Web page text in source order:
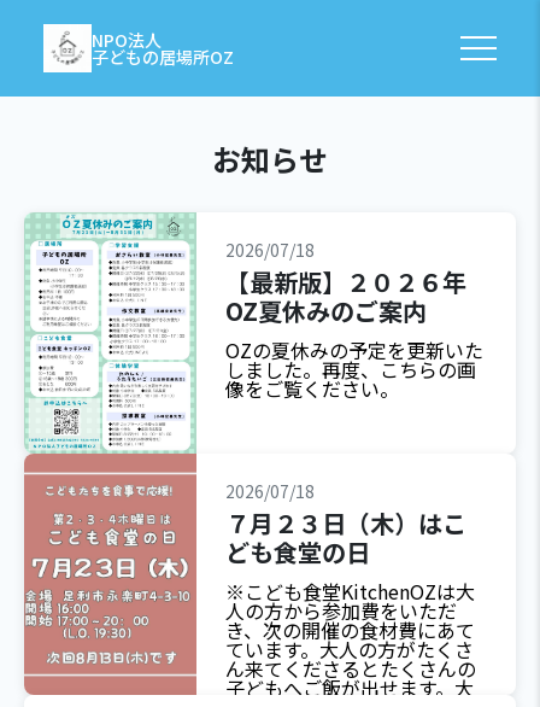
NPO法人
子どもの居場所OZ
お知らせ
2026/07/18
【最新版】２０２６年
OZ夏休みのご案内
OZの夏休みの予定を更新いた
しました。再度、こちらの画
像をご覧ください。
2026/07/18
７月２３日（木）はこ
ども食堂の日
※こども食堂KitchenOZは大
人の方から参加費をいただ
き、次の開催の食材費にあて
ています。大人の方がたくさ
ん来てくださるとたくさんの
子どもへご飯が出せます。大